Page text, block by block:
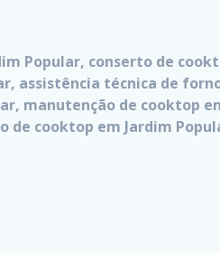
Popular, conserto de
assistência técnica de
manutenção de cooktop
de cooktop em Jardim